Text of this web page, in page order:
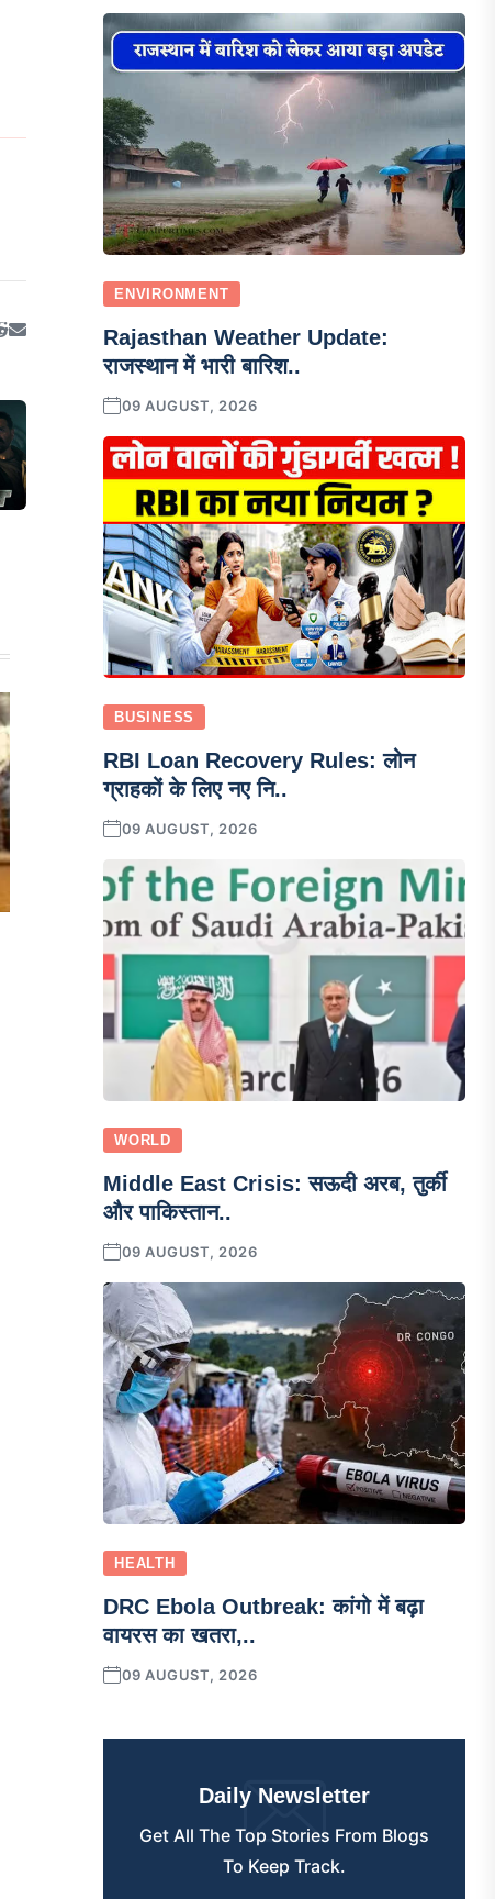
ENVIRONMENT
Rajasthan Weather Update:
राजस्थान में भारी बारिश..
09 AUGUST, 2026
BUSINESS
RBI Loan Recovery Rules: लोन
ग्राहकों के लिए नए नि..
09 AUGUST, 2026
WORLD
Middle East Crisis: सऊदी अरब, तुर्की
और पाकिस्तान..
09 AUGUST, 2026
HEALTH
DRC Ebola Outbreak: कांगो में बढ़ा
वायरस का खतरा,..
09 AUGUST, 2026
Daily Newsletter
Get All The Top Stories From Blogs
To Keep Track.